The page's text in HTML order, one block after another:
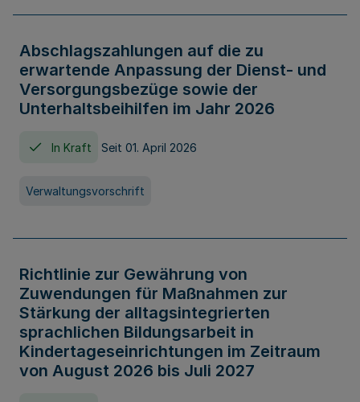
Abschlagszahlungen auf die zu
erwartende Anpassung der Dienst- und
Versorgungsbezüge sowie der
Unterhaltsbeihilfen im Jahr 2026
In Kraft Seit 01. April 2026
Verwaltungsvorschrift
Richtlinie zur Gewährung von
Zuwendungen für Maßnahmen zur
Stärkung der alltagsintegrierten
sprachlichen Bildungsarbeit in
Kindertageseinrichtungen im Zeitraum
von August 2026 bis Juli 2027